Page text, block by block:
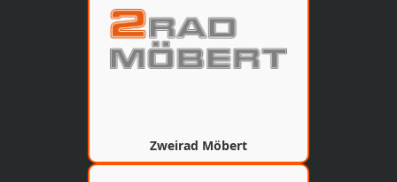
Zweirad Möbert